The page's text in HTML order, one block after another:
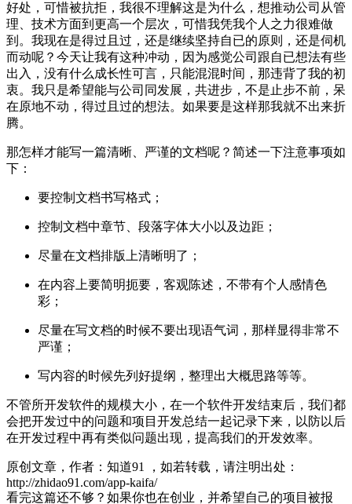
好处，可惜被抗拒，我很不理解这是为什么，想推动公司从管
理、技术方面到更高一个层次，可惜我凭我个人之力很难做
到。我现在是得过且过，还是继续坚持自已的原则，还是伺机
而动呢？今天让我有这种冲动，因为感觉公司跟自已想法有些
出入，没有什么成长性可言，只能混混时间，那违背了我的初
衷。我只是希望能与公司同发展，共进步，不是止步不前，呆
在原地不动，得过且过的想法。如果要是这样那我就不出来折
腾。
那怎样才能写一篇清晰、严谨的文档呢？简述一下注意事项如
下：
要控制文档书写格式；
控制文档中章节、段落字体大小以及边距；
尽量在文档排版上清晰明了；
在内容上要简明扼要，客观陈述，不带有个人感情色
彩；
尽量在写文档的时候不要出现语气词，那样显得非常不
严谨；
写内容的时候先列好提纲，整理出大概思路等等。
不管所开发软件的规模大小，在一个软件开发结束后，我们都
会把开发过中的问题和项目开发总结一起记录下来，以防以后
在开发过程中再有类似问题出现，提高我们的开发效率。
原创文章，作者：知道91
，如若转载，请注明出处：
http://zhidao91.com/app-kaifa/
看完这篇还不够？如果你也在创业，并希望自己的项目被报